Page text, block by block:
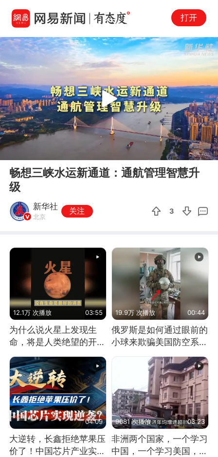
打开
01:53
Play
畅想三峡水运新通道：通航管理智慧升
级
新华社
北京
关注 3
12.1万 次播放 03:55
为什么说火星上发现生
命，将是人类绝望的开
始？
19.9万 次播放 00:44
俄罗斯是如何通过眼前的
小球来欺骗美国防空系统
04:09
大逆转，长鑫拒绝苹果压
价了！中国芯片产业实现
9081 次播放 03:23
非洲两个国家，一个学习
中国，一个学习美国，结